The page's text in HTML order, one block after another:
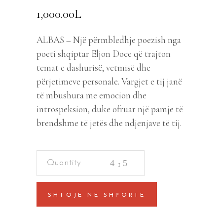
1,000.00L
ALBAS – Një përmbledhje poezish nga
poeti shqiptar Eljon Doce që trajton
temat e dashurisë, vetmisë dhe
përjetimeve personale. Vargjet e tij janë
të mbushura me emocion dhe
introspeksion, duke ofruar një pamje të
brendshme të jetës dhe ndjenjave të tij.
vete
quantity
SHTOJE NË SHPORTË